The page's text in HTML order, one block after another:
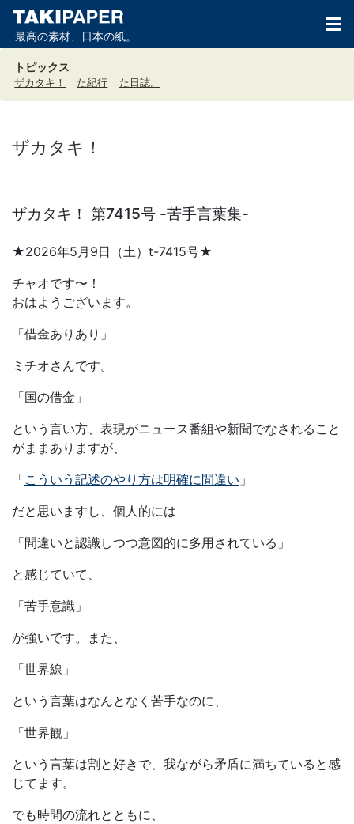
最高の素材、日本の紙。
トピックス
ザカタキ！ た紀行 た日誌。
ザカタキ！
ザカタキ！ 第7415号 -苦手言葉集-
★2026年5月9日（土）t-7415号★
チャオです〜！
おはようございます。
「借金ありあり」
ミチオさんです。
「国の借金」
という言い方、表現がニュース番組や新聞でなされること
がままありますが、
「こういう記述のやり方は明確に間違い 」
だと思いますし、個人的には
「間違いと認識しつつ意図的に多用されている」
と感じていて、
「苦手意識」
が強いです。また、
「世界線」
という言葉はなんとなく苦手なのに、
「世界観」
という言葉は割と好きで、我ながら矛盾に満ちていると感
じてます。
でも時間の流れとともに、